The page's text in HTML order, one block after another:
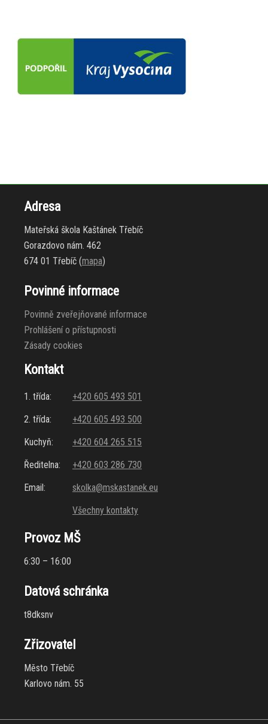
Adresa
Mateřská škola Kaštánek Třebíč
Gorazdovo nám. 462
674 01 Třebíč (mapa)
Povinné informace
Povinně zveřejňované informace
Prohlášení o přístupnosti
Zásady cookies
Kontakt
1. třída:
+420 605 493 501
2. třída:
+420 605 493 500
Kuchyň:
+420 604 265 515
Ředitelna:
+420 603 286 730
Email:
skolka@mskastanek.eu
Všechny kontakty
Provoz MŠ
6:30 – 16:00
Datová schránka
t8dksnv
Zřizovatel
Město Třebíč
Karlovo nám. 55